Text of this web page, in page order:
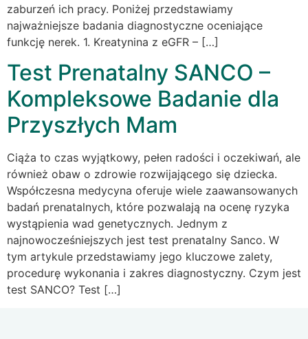
zaburzeń ich pracy. Poniżej przedstawiamy
najważniejsze badania diagnostyczne oceniające
funkcję nerek. 1. Kreatynina z eGFR – […]
Test Prenatalny SANCO –
Kompleksowe Badanie dla
Przyszłych Mam
Ciąża to czas wyjątkowy, pełen radości i oczekiwań, ale
również obaw o zdrowie rozwijającego się dziecka.
Współczesna medycyna oferuje wiele zaawansowanych
badań prenatalnych, które pozwalają na ocenę ryzyka
wystąpienia wad genetycznych. Jednym z
najnowocześniejszych jest test prenatalny Sanco. W
tym artykule przedstawiamy jego kluczowe zalety,
procedurę wykonania i zakres diagnostyczny. Czym jest
test SANCO? Test […]